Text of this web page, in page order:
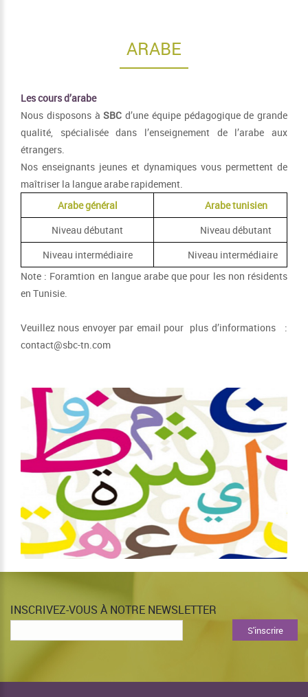
ARABE
Les cours d’arabe
Nous disposons àSBC d’une équipe pédagogique de grande
qualité, spécialisée dans l’enseignement de l’arabe aux
étrangers.
Nos enseignants jeunes et dynamiques vous permettent de
maîtriser la langue arabe rapidement.
Arabe général
Arabe tunisien
Niveau débutant
Niveau débutant
Niveau intermédiaire
Niveau intermédiaire
Note : Foramtion en langue arabe que pour les non résidents
en Tunisie.
Veuillez nous envoyer par email pour plus d’informations :
contact@sbc-tn.com
INSCRIVEZ-VOUS À NOTRE NEWSLETTER